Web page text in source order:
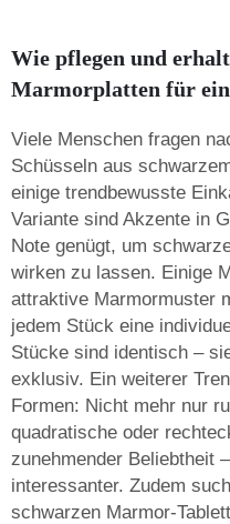
Wie pflegen und
Marmorplatten für
Viele Menschen fragen
Schüsseln aus
einige trendbewusste
Variante sind Akzente in
Note genügt, um
wirken zu lassen. Einige
attraktive Marmormuster
jedem Stück eine
Stücke sind identisch –
exklusiv. Ein weiterer
Formen: Nicht mehr nur
quadratische oder
zunehmender Beliebtheit
interessanter. Zudem
schwarzen Marmor-